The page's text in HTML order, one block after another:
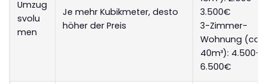
Umzug
svolu
men
Je mehr Kubikmeter, desto
höher der Preis
3.500€
3-Zimmer-
Wohnung (ca.
40m³): 4.500-
6.500€